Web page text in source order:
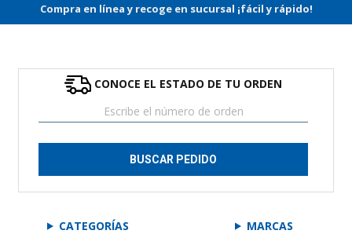
Compra en línea y recoge en sucursal ¡fácil y rápido!
CONOCE EL ESTADO DE TU ORDEN
BUSCAR PEDIDO
CATEGORÍAS MARCAS